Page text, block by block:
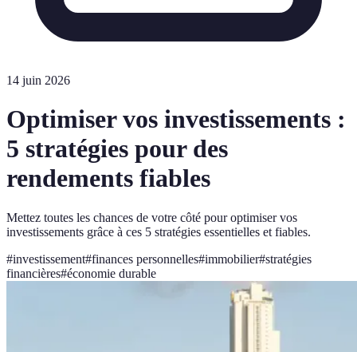
14 juin 2026
Optimiser vos investissements :
5 stratégies pour des
rendements fiables
Mettez toutes les chances de votre côté pour optimiser vos
investissements grâce à ces 5 stratégies essentielles et fiables.
#investissement#finances personnelles#immobilier#stratégies
financières#économie durable